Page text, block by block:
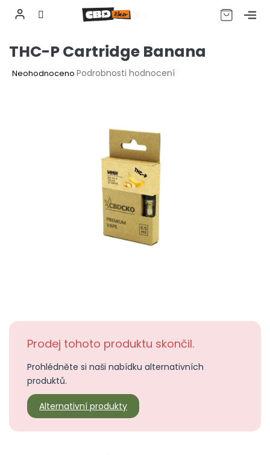
na
CZK
THC-P Cartridge Banana
Průměrné
Neohodnoceno Podrobnosti hodnocení
Prodej tohoto produktu skončil.
Prohlédněte si naši nabídku alternativních
produktů.
Alternativní produkty